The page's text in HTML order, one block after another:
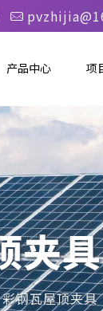
产品中心 项
夹具
彩钢瓦屋顶夹具